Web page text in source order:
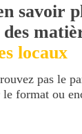
savoir
locaux
pas le
le format ou